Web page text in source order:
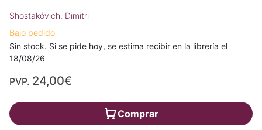
Shostakóvich, Dimitri
Bajo pedido
Sin stock. Si se pide hoy, se estima recibir en la librería el
18/08/26
PVP. 24,00€
Comprar